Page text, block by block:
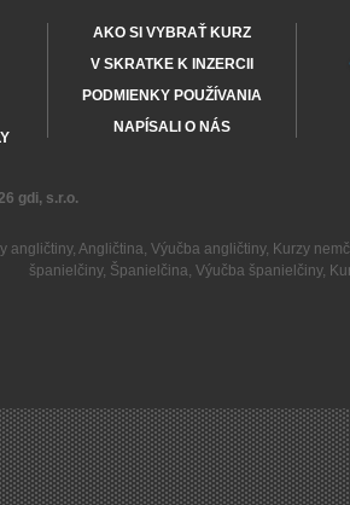
AKO SI VYBRAŤ KURZ
V SKRATKE K INZERCII
PODMIENKY POUŽÍVANIA
NAPÍSALI O NÁS
gdi, s.r.o.
angličtiny, Angličtina, Výučba angličtiny, Kurzy
španielčiny, Španielčina, Výučba španielčiny,